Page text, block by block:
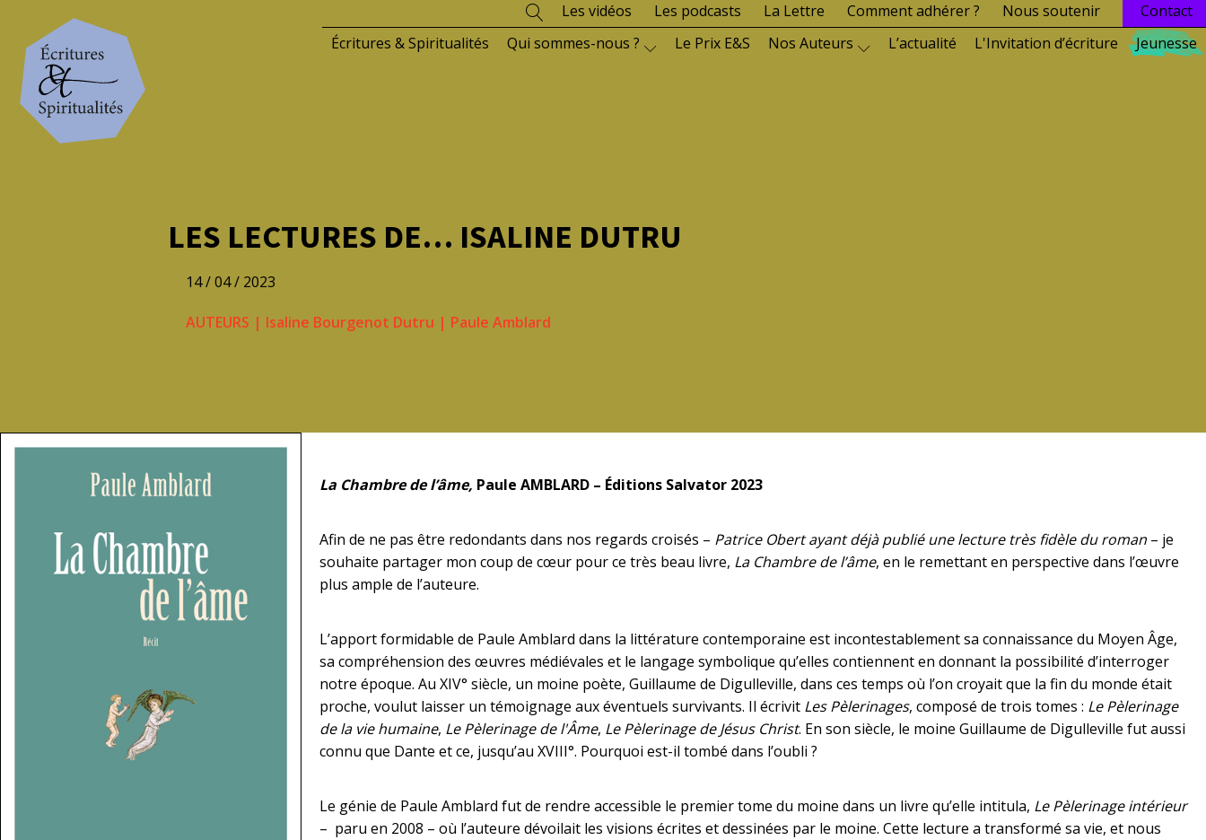
Les vidéos Les podcasts La Lettre Comment adhérer ? Nous soutenir
Contact
Écritures & Spiritualités
Qui sommes-nous ? Le Prix E&S Nos Auteurs L’actualité L'Invitation d’écriture Jeunesse
LES LECTURES DE… ISALINE DUTRU
14 / 04 / 2023
AUTEURS | Isaline Bourgenot Dutru | Paule Amblard
La Chambre de l’âme, Paule AMBLARD – Éditions Salvator 2023
Afin de ne pas être redondants dans nos regards croisés – Patrice Obert ayant déjà publié une lecture très fidèle du roman – je
souhaite partager mon coup de cœur pour ce très beau livre, La Chambre de l’âme, en le remettant en perspective dans l’œuvre
plus ample de l’auteure.
L’apport formidable de Paule Amblard dans la littérature contemporaine est incontestablement sa connaissance du Moyen Âge,
sa compréhension des œuvres médiévales et le langage symbolique qu’elles contiennent en donnant la possibilité d’interroger
notre époque. Au XIV° siècle, un moine poète, Guillaume de Digulleville, dans ces temps où l’on croyait que la fin du monde était
proche, voulut laisser un témoignage aux éventuels survivants. Il écrivit Les Pèlerinages, composé de trois tomes : Le Pèlerinage
de la vie humaine, Le Pèlerinage de l'Âme, Le Pèlerinage de Jésus Christ. En son siècle, le moine Guillaume de Digulleville fut aussi
connu que Dante et ce, jusqu’au XVIII°. Pourquoi est-il tombé dans l’oubli ?
Le génie de Paule Amblard fut de rendre accessible le premier tome du moine dans un livre qu’elle intitula, Le Pèlerinage intérieur
– paru en 2008 – où l’auteure dévoilait les visions écrites et dessinées par le moine. Cette lecture a transformé sa vie, et nous